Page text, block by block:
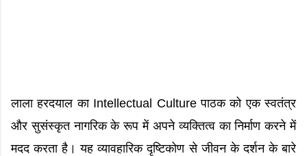
लाला हरदयाल का Intellectual Culture पाठक को एक स्वतंत्र
और सुसंस्कृत नागरिक के रूप में अपने व्यक्तित्व का निर्माण करने में
मदद करता है। यह व्यावहारिक दृष्टिकोण से जीवन के दर्शन के बारे